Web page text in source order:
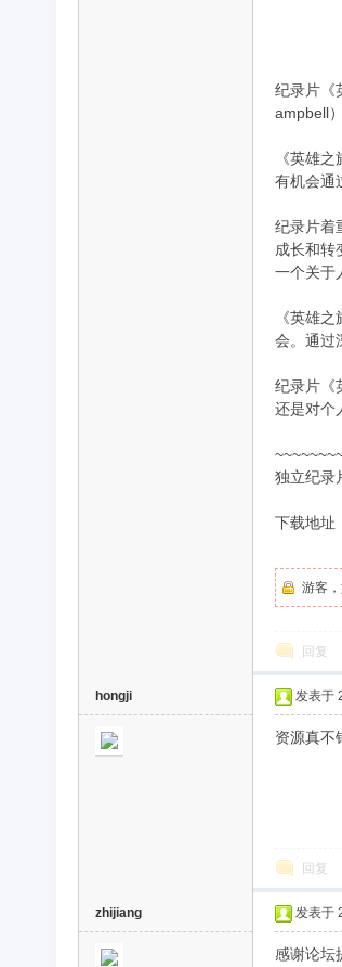
纪录片《
ampbell
《英雄
有机会通
纪录片着
成长和转
一个关于
《英雄
会。通过
纪录片《
还是对个
独立纪录
下载地址
游客
回复
hongji 发表于
资源真不
回复
zhijiang 发表于
感谢论坛